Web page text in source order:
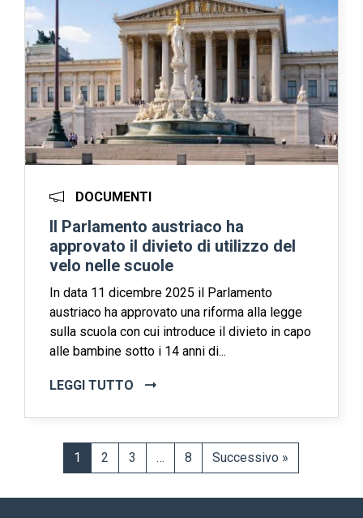
DOCUMENTI
Il Parlamento austriaco ha
approvato il divieto di utilizzo del
velo nelle scuole
In data 11 dicembre 2025 il Parlamento
austriaco ha approvato una riforma alla legge
sulla scuola con cui introduce il divieto in capo
alle bambine sotto i 14 anni di...
LEGGI TUTTO
1 2 3 … 8 Successivo »